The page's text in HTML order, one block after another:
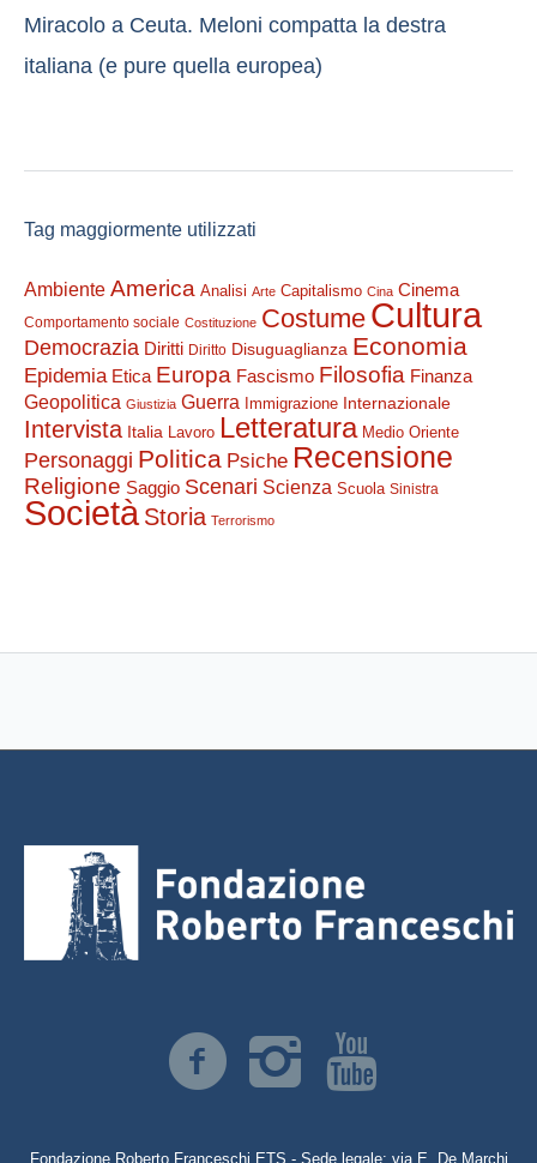
Miracolo a Ceuta. Meloni compatta la destra
italiana (e pure quella europea)
Tag maggiormente utilizzati
Ambiente America Analisi Arte Capitalismo Cina Cinema
Comportamento sociale Costituzione Costume Cultura
Democrazia Diritti Diritto Disuguaglianza Economia
Epidemia Etica Europa Fascismo Filosofia Finanza
Geopolitica Giustizia Guerra Immigrazione Internazionale
Intervista Italia Lavoro Letteratura Medio Oriente
Personaggi Politica Psiche Recensione
Religione Saggio Scenari Scienza Scuola Sinistra
Società Storia Terrorismo
Fondazione Roberto Franceschi ETS - Sede legale: via E. De Marchi